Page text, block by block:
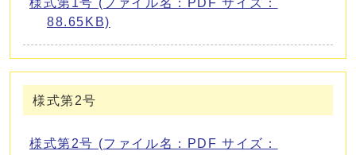
様式第1号 (ファイル名：PDF サイズ：
88.65KB)
様式第2号
様式第2号 (ファイル名：PDF サイズ：